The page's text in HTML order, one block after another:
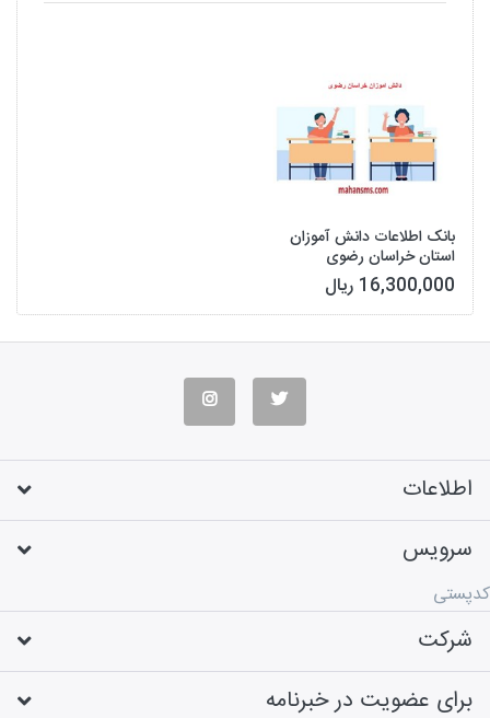
بانک اطلاعات دانش آموزان
استان خراسان رضوی
16,300,000 ریال
اطلاعات
سرویس
کدپستی
شرکت
برای عضویت در خبرنامه